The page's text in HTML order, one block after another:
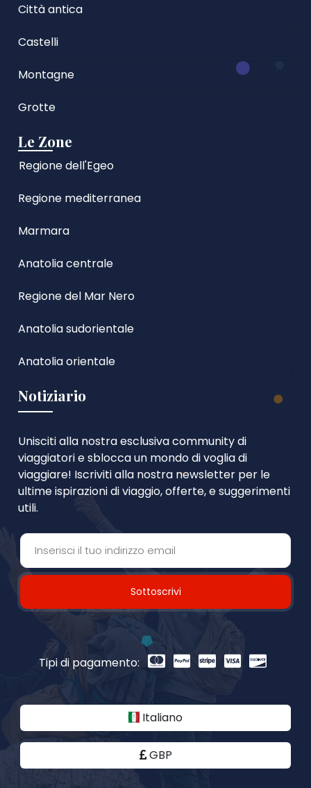
Città antica
Castelli
Montagne
Grotte
Le Zone
Regione dell'Egeo
Regione mediterranea
Marmara
Anatolia centrale
Regione del Mar Nero
Anatolia sudorientale
Anatolia orientale
Notiziario
Unisciti alla nostra esclusiva community di
viaggiatori e sblocca un mondo di voglia di
viaggiare! Iscriviti alla nostra newsletter per le
ultime ispirazioni di viaggio, offerte, e suggerimenti
utili.
Sottoscrivi
Tipi di pagamento:
Italiano
GBP